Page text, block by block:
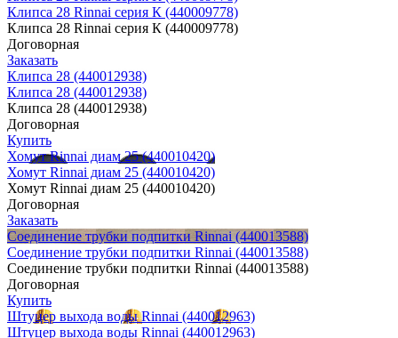
Клипса 28 Rinnai серия К (440009778)
Клипса 28 Rinnai серия К (440009778)
Договорная
Заказать
Клипса 28 (440012938)
Клипса 28 (440012938)
Клипса 28 (440012938)
Договорная
Купить
Хомут Rinnai диам 25 (440010420)
Хомут Rinnai диам 25 (440010420)
Хомут Rinnai диам 25 (440010420)
Договорная
Заказать
Соединение трубки подпитки Rinnai (440013588)
Соединение трубки подпитки Rinnai (440013588)
Соединение трубки подпитки Rinnai (440013588)
Договорная
Купить
Штуцер выхода воды Rinnai (440012963)
Штуцер выхода воды Rinnai (440012963)